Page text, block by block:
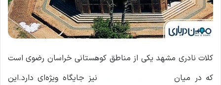
کلات نادری مشهد یکی از مناطق کوهستانی خراسان رضوی است
که در میان
نیز جایگاه ویژه‌ای دارد.این